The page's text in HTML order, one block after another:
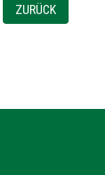
ZURÜCK